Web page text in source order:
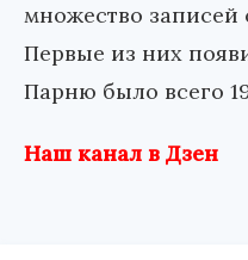
множество записей
Первые из них
Парню было всего
Наш канал в Дзен